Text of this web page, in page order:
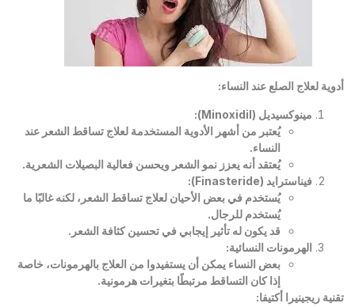
أدوية لعلاج الصلع عند النساء:
مينوكسيديل (Minoxidil):
يُعتبر من أشهر الأدوية المستخدمة لعلاج تساقط الشعر عند
النساء.
يُعتقد أنه يعزز نمو الشعر ويحسن فعالية البصيلات الشعرية.
فيناسترايد (Finasteride):
يُستخدم في بعض الأحيان لعلاج تساقط الشعر، لكنه غالبًا ما
يُستخدم للرجال.
قد يكون له تأثير إيجابي في تحسين كثافة الشعر .
الهرمونات النسائية:
بعض النساء يمكن أن يستفيدوا من العلاج بالهرمونات، خاصة
إذا كان التساقط مرتبطًا بتغيرات هرمونية.
تقنية ريجينيرا أكتيفا: